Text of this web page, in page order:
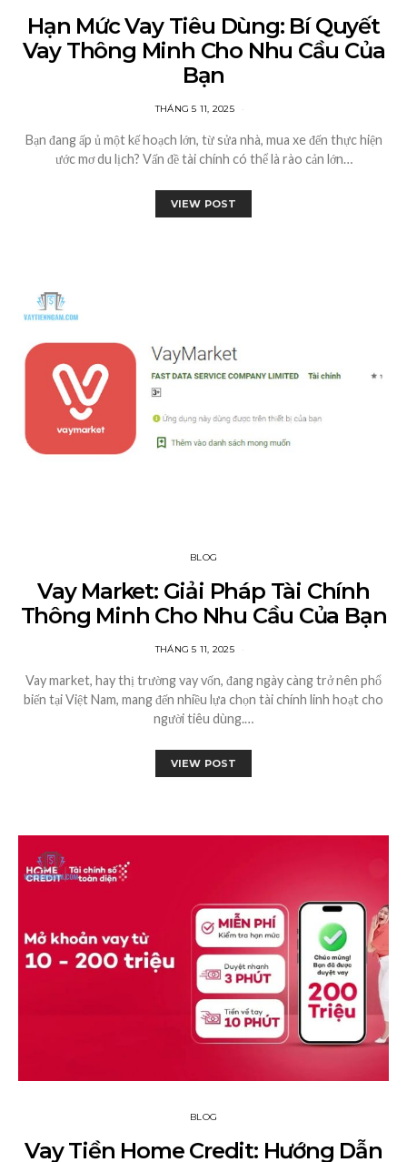
Hạn Mức Vay Tiêu Dùng: Bí Quyết
Vay Thông Minh Cho Nhu Cầu Của
Bạn
THÁNG 5 11, 2025
Bạn đang ấp ủ một kế hoạch lớn, từ sửa nhà, mua xe đến thực hiện
ước mơ du lịch? Vấn đề tài chính có thể là rào cản lớn…
VIEW POST
BLOG
Vay Market: Giải Pháp Tài Chính
Thông Minh Cho Nhu Cầu Của Bạn
THÁNG 5 11, 2025
Vay market, hay thị trường vay vốn, đang ngày càng trở nên phổ
biến tại Việt Nam, mang đến nhiều lựa chọn tài chính linh hoạt cho
người tiêu dùng.…
VIEW POST
BLOG
Vay Tiền Home Credit: Hướng Dẫn